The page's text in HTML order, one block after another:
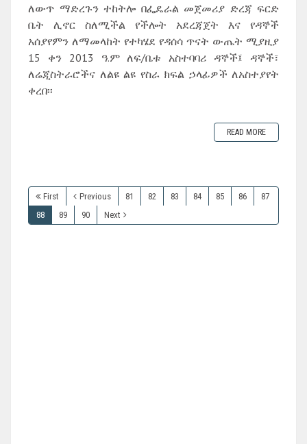
ለውጥ ማድረጉን ተከትሎ በፌዴራል መጀመሪያ ድረጃ ፍርድ
ቤት ሊኖር ስለሚችል የችሎት አደረጃጀት እና የዳኞች
አሰያየምን ለማመላከት የተካሄደ የዳሰሳ ጥናት ውጤት ሚያዚያ
15 ቀን 2013 ዓ.ም ለፍ/ቤቱ አስተባባሪ ዳኞች፤ ዳኞች፣
ለሬጂስትራሮችና ለልዩ ልዩ የስራ ክፍል ኃላፊዎች ለአስተያየት
ቀረበ፡፡
READ MORE
First Previous 81 82 83 84 85 86
87
88
89 90 Next